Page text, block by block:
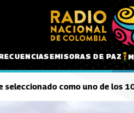
EMISORAS DE PAZ
seleccionado como uno de los